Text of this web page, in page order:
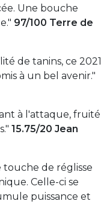
Une bouche
97/100 Terre de
de tanins, ce 2021
à un bel avenir."
à l'attaque, fruité
" 15.75/20 Jean
touche de réglisse
Celle-ci se
puissance et